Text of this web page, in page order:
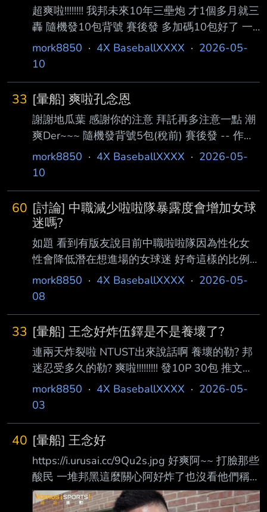
超爽啦!!!!!!!! 我邦未來10年三壘炮 才1個多月就三
轟 隨機發10包背號 賽後發 多加碼10包好了 一
共20包 --
mork8850 · 4X BaseballXXXX · 2026-05-
10
33 [暈船] 爽啦孔念恩
謝謝地瓜葉 感謝你的注意 拜託再多注意一點 潮
爽Der~~~ 隨機發背號5包(稅前) 賽後發 -- 作者
nybbnan (毫無感情全是技巧) 看板
BaseballXXXX 標題 [閒聊] 桃園天氣 時間 Fri
mork8850 · 4X BaseballXXXX · 2026-05-
10
60 [討論] 中職減少啦啦隊暴露度會增加女球
迷嗎?
如題 看到有版友說目前中職啦啦隊因為性化女
性會降低潛在想進場的女球迷 好奇這樣的比例
高嗎? 問卷調查一下 如果增加男性啦啦隊成員能
夠增加女性球迷入場率嗎? 當然球員的行銷更重
體感越來越多的女球迷願意進場 -- 主要我看到
噴啦啦隊的幾乎都不會進場，有進場的反而很多
啦啦隊粉 因為我看到有人噴怎麼都沒帥哥在前
面跳舞哈哈，把我大布布寶貝放哪? 對吧，追根
究底還是天氣吧，誰不喜歡吹著冷氣舒舒服服的
看球? 看到不少人建議幹嘛不放男啦啦隊? 想問
你對OL主題日會覺得太超過嗎?
mork8850 · 4X BaseballXXXX · 2026-05-
08
33 [暈船] 王念好炸伍鐸是不是養壞了?
連兩天炸裂啦 NTUST出來說話啊 養壞的勒? 邦
迷忍受多久的勒? 爽啦!!!!!!!!! 發10P 30包 推文請
幫阿好加油 賽後發 --
mork8850 · 4X BaseballXXXX · 2026-05-
03
40 [暈船] 王念好
https://i.urusai.cc/9Qu2s.jpg 好爽阿~~ 打臉那些
酸民 一堆邦黑這麼關心阿好炸了也沒看他們稱
讚 發10包50P 推文請推 阿好好棒棒 賽後發 --